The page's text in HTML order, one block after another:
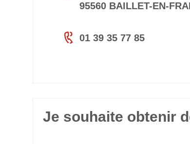
95560 BAILLET-EN-
01 39 35 77 85
Je souhaite obtenir